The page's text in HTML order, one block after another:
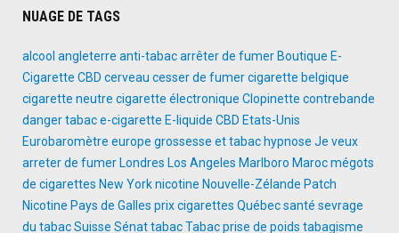
NUAGE DE TAGS
alcool angleterre anti-tabacarrêter de fumer Boutique E-
Cigarette CBD cerveau cesser de fumercigarette belgique
cigarette neutre cigarette électronique Clopinette contrebande
danger tabace-cigarette E-liquide CBD Etats-Unis
Eurobaromètre europe grossesse et tabac hypnose Je veux
arreter de fumer Londres Los Angeles Marlboro Marocmégots
de cigarettes New Yorknicotine Nouvelle-Zélande Patch
Nicotine Pays de Galles prix cigarettes Québecsanté sevrage
du tabacSuisse SénattabacTabac prise de poids tabagisme